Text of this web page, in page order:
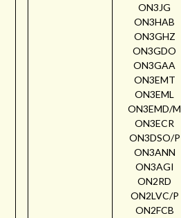
ON3JG
ON3HAB
ON3GHZ
ON3GDO
ON3GAA
ON3EMT
ON3EML
ON3EMD/M
ON3ECR
ON3DSO/P
ON3ANN
ON3AGI
ON2RD
ON2LVC/P
ON2FCB